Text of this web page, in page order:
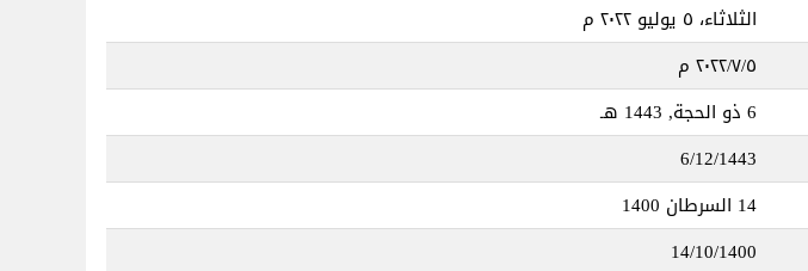
الثلاثاء، ٥ يوليو ٢٠٢٢ م
٥‏/٧‏/٢٠٢٢ م
6 ذو الحجة, 1443 هـ
6/12/1443
14 السرطان 1400
14/10/1400